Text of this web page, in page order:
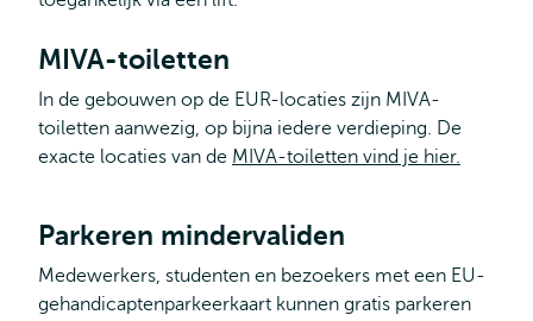
MIVA-toiletten
In de gebouwen op de EUR-locaties zijn MIVA-
toiletten aanwezig, op bijna iedere verdieping. De
exacte locaties van de MIVA-toiletten vind je hier.
Parkeren mindervaliden
Medewerkers, studenten en bezoekers met een EU-
gehandicaptenparkeerkaart kunnen gratis parkeren